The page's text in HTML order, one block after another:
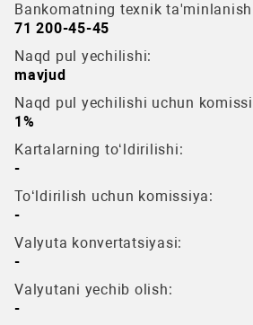
Bankomatning texnik
71 200-45-45
Naqd pul yechilishi:
mavjud
Naqd pul yechilishi uchun
1%
Kartalarning to‘ldirilishi:
-
To‘ldirilish uchun komissiya:
-
Valyuta konvertatsiyasi:
-
Valyutani yechib olish:
-